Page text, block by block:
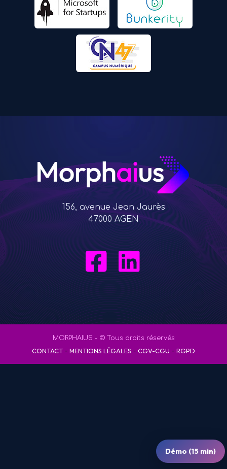
Démo (15 min)
156, avenue Jean Jaurès
47000 AGEN
MORPHAIUS - © Tous droits réservés
CONTACT - MENTIONS LÉGALES - CGV-CGU - RGPD